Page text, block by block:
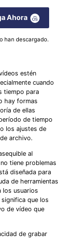
Ahora
han descargado.
estén
cuando
tiempo para
hay formas
de ellas
de tiempo
los ajustes de
archivo.
al
tiene problemas
diseñada para
de herramientas
los usuarios
que los
de vídeo que
de grabar